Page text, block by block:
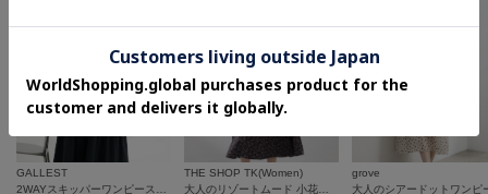
GALLEST
2WAYスキッパーワンピース【再入荷／接触冷感】
THE SHOP TK(Women)
大人のリゾートムード 小花柄ワンピース
grove
大人のシアードットワンピ